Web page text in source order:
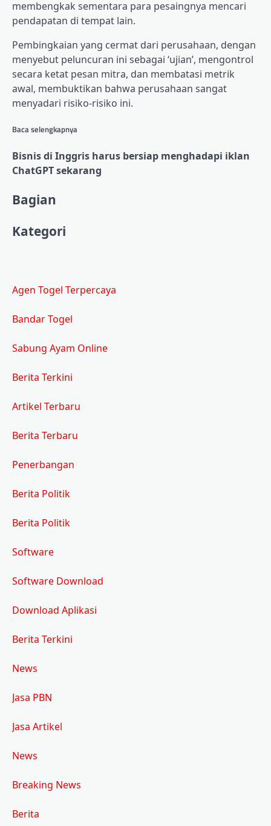
membengkak sementara para pesaingnya mencari
pendapatan di tempat lain.
Pembingkaian yang cermat dari perusahaan, dengan
menyebut peluncuran ini sebagai ‘ujian’, mengontrol
secara ketat pesan mitra, dan membatasi metrik
awal, membuktikan bahwa perusahaan sangat
menyadari risiko-risiko ini.
Baca selengkapnya
Bisnis di Inggris harus bersiap menghadapi iklan
ChatGPT sekarang
Konten
diberi
Bagian
Kategori
Agen Togel Terpercaya
Bandar Togel
Sabung Ayam Online
Berita Terkini
Artikel Terbaru
Berita Terbaru
Penerbangan
Berita Politik
Berita Politik
Software
Software Download
Download Aplikasi
Berita Terkini
News
Jasa PBN
Jasa Artikel
News
Breaking News
Berita